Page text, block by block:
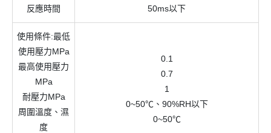
反應時間 50ms以下
使用條件:最低
使用壓力MPa
最高使用壓力
MPa
耐壓力MPa
周圍溫度、濕
度
0.1
0.7
1
0~50℃、90%RH以下
0~50℃